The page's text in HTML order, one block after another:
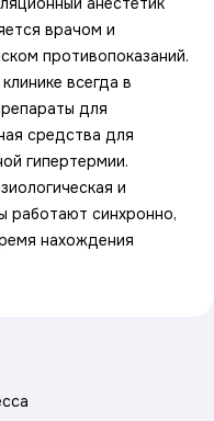
врачом и
противопоказаний.
всегда в
для
средства для
гипертермии.
и
работают синхронно,
нахождения